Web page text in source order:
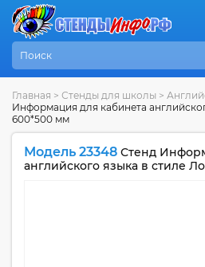
Главная > Стенды для школы >
Информация для кабинета
600*500 мм
Модель 23348 Стенд
английского языка в стиле